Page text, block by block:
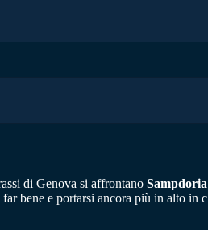
di Genova si affrontano Sampdoria
bene e portarsi ancora più in alto in